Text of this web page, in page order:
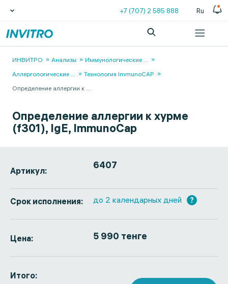
+7 (707) 2 585 888 Ru
ИНВИТРО Анализы Иммунологические ...
Аллергологические ...
Технология ImmunoCAP
Определение аллергии к ...
Определение аллергии к хурме
(f301), IgE, ImmunoCap
Артикул: 6407
Срок исполнения: до 2 календарных дней ?
Цена: 5 990 тенге
Итого: